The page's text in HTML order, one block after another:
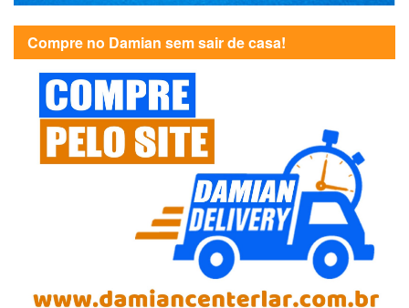
Compre no Damian sem sair de casa!